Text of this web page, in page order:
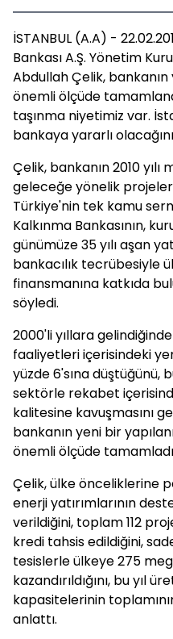
İSTANBUL (A.A) -
Bankası A.Ş. Yönetim
Abdullah Çelik, bankanın
önemli ölçüde
taşınma niyetimiz var.
bankaya yararlı
Çelik, bankanın 2010
geleceğe yönelik
Türkiye'nin tek kamu
Kalkınma Bankasının,
günümüze 35 yılı aşan
bankacılık tecrübesiyle
finansmanına katkıda
söyledi.
2000'li yıllara
faaliyetleri içerisindeki
yüzde 6'sına düştüğünü,
sektörle rekabet
kalitesine kavuşmasını
bankanın yeni bir
önemli ölçüde
Çelik, ülke önceliklerine
enerji yatırımlarının
verildiğini, toplam 112
kredi tahsis edildiğini,
tesislerle ülkeye 275
kazandırıldığını, bu yıl
kapasitelerinin
anlattı.